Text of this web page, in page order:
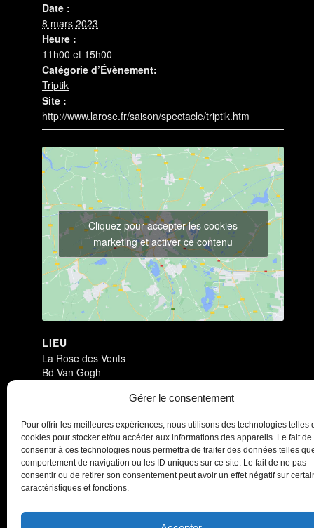
Gérer le consentement
Pour offrir les meilleures expériences, nous utilisons des technologies telles
cookies pour stocker et/ou accéder aux informations des appareils. Le fait de
consentir à ces technologies nous permettra de traiter des données telles
comportement de navigation ou les ID uniques sur ce site. Le fait de ne pas
consentir ou de retirer son consentement peut avoir un effet négatif sur
caractéristiques et fonctions.
Date :
8 mars 2023
Heure :
11h00 et 15h00
Catégorie d’Évènement:
Triptik
Site :
http://www.larose.fr/saison/spectacle/triptik.htm
LIEU
La Rose des Vents
Bd Van Gogh
59650 France
Cliquez pour accepter les cookies
marketing et activer ce contenu
Triptik Triptik